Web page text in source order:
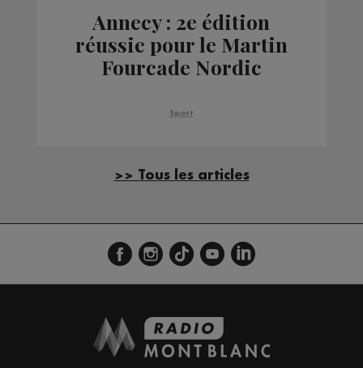
Annecy : 2e édition
réussie pour le Martin
Fourcade Nordic
Sport
>> Tous les articles